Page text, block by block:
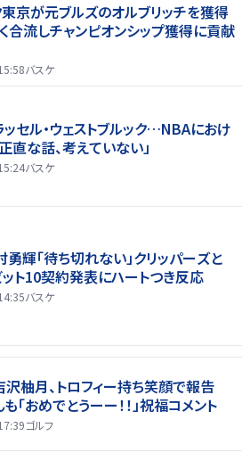
京が元ブルズのオルブリッチを獲得
合流しチャンピオンシップ獲得に貢献
バスケ
セル・ウェストブルック…NBAにおけ
直な話、考えていない」
バスケ
勇輝「待ち切れない」クリッパーズと
ト10契約発表にハートつき反応
バスケ
柚月、トロフィー持ち笑顔で報告
「おめでとうーー！！」祝福コメント
ゴルフ